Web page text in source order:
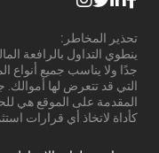
تحذير المخاطر:
ينطوي التداول بالرافعة
جدًا ولا يناسب جميع
التي قد تتعرض لها أموالك.
المقدمة على الموقع هي
كأداة لاتخاذ أي قرارات